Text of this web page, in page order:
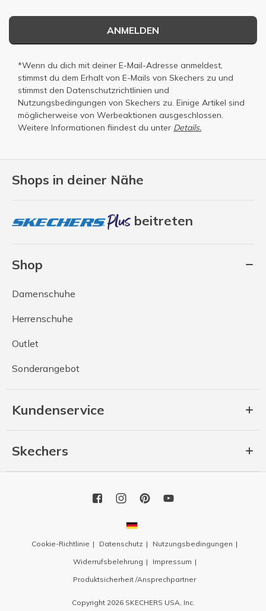
Shops in deiner Nähe
beitreten
Shop
Damenschuhe
Herrenschuhe
Outlet
Sonderangebot
Kundenservice
Skechers
ANMELDEN
*Wenn du dich mit deiner E-Mail-Adresse anmeldest,
stimmst du dem Erhalt von E-Mails von Skechers zu und
stimmst den Datenschutzrichtlinien und
Nutzungsbedingungen von Skechers zu. Einige Artikel sind
möglicherweise von Werbeaktionen ausgeschlossen.
Weitere Informationen fiindest du unter Details.
Cookie-Richtlinie Datenschutz
Nutzungsbedingungen
Widerrufsbelehrung
Impressum
Produktsicherheit /Ansprechpartner
Copyright 2026 SKECHERS USA, Inc.